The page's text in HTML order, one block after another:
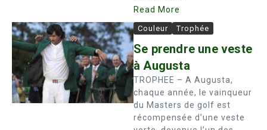
Read More
Couleur Trophée
Se prendre une veste
à Augusta
TROPHEE – A Augusta,
chaque année, le vainqueur
du Masters de golf est
récompensée d’une veste